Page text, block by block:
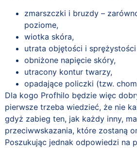
zmarszczki i bruzdy –
poziome,
wiotka skóra,
utrata objętości i
obniżone napięcie skóry,
utracony kontur twarzy,
opadające policzki (tzw.
Dla kogo Profhilo będzie więc
pierwsze trzeba wiedzieć, że nie
gdyż zabieg ten, jak każdy inny,
przeciwwskazania, które zostaną
Poszukując jednak odpowiedzi na